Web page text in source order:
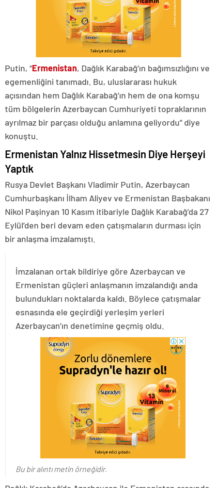
Putin, “Ermenistan, Dağlık Karabağ’ın bağımsızlığını ve
egemenliğini tanımadı. Bu, uluslararası hukuk
açısından hem Dağlık Karabağ’ın hem de ona komşu
tüm bölgelerin Azerbaycan Cumhuriyeti topraklarının
ayrılmaz bir parçası olduğu anlamına geliyordu” diye
konuştu.
Ermenistan Yalnız Hissetmesin Diye Herşeyi
Yaptık
Rusya Devlet Başkanı Vladimir Putin, Azerbaycan
Cumhurbaşkanı İlham Aliyev ve Ermenistan Başbakanı
Nikol Paşinyan 10 Kasım itibariyle Dağlık Karabağ’da 27
Eylül’den beri devam eden çatışmaların durması için
bir anlaşma imzalamıştı.
İmzalanan ortak bildiriye göre Azerbaycan ve
Ermenistan güçleri anlaşmanın imzalandığı anda
bulundukları noktalarda kaldı. Böylece çatışmalar
esnasında ele geçirdiği yerleşim yerleri
Azerbaycan’ın denetimine geçmiş oldu.
Bu bir alıntı metin örneğidir.